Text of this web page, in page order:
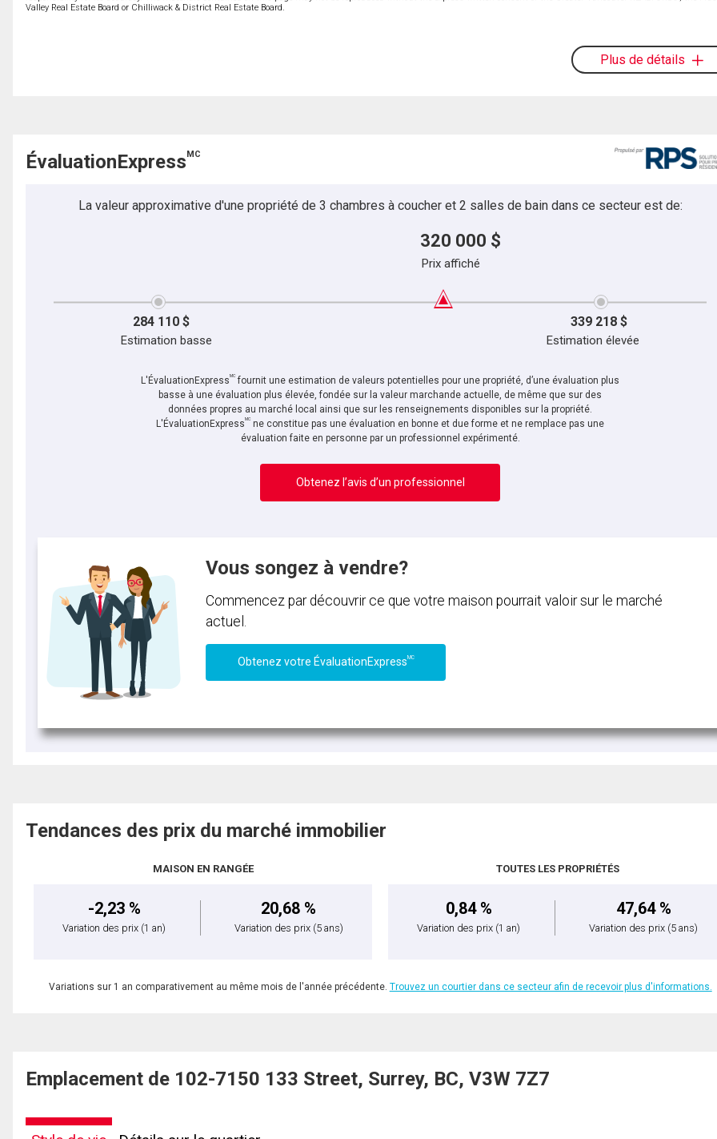
Valley Real Estate Board or Chilliwack & District Real Estate Board.
Plus de détails
ÉvaluationExpressMC
La valeur approximative d'une propriété de 3 chambres à coucher et 2 salles de bain dans ce secteur est de:
320 000 $
Prix affiché
284 110 $ 339 218 $
Estimation basse Estimation élevée
L'ÉvaluationExpressMC fournit une estimation de valeurs potentielles pour une propriété, d’une évaluation plus
basse à une évaluation plus élevée, fondée sur la valeur marchande actuelle, de même que sur des
données propres au marché local ainsi que sur les renseignements disponibles sur la propriété.
L'ÉvaluationExpressMC ne constitue pas une évaluation en bonne et due forme et ne remplace pas une
évaluation faite en personne par un professionnel expérimenté.
Obtenez l’avis d’un professionnel
Vous songez à vendre?
Commencez par découvrir ce que votre maison pourrait valoir sur le marché
actuel.
Obtenez votre ÉvaluationExpressMC
Tendances des prix du marché immobilier
MAISON EN RANGÉE
-2,23 %
Variation des prix (1 an)
20,68 %
Variation des prix (5 ans)
TOUTES LES PROPRIÉTÉS
0,84 %
Variation des prix (1 an)
47,64 %
Variation des prix (5 ans)
Variations sur 1 an comparativement au même mois de l'année précédente. Trouvez un courtier dans ce secteur afin de recevoir plus d'informations.
Emplacement de 102-7150 133 Street, Surrey, BC, V3W 7Z7